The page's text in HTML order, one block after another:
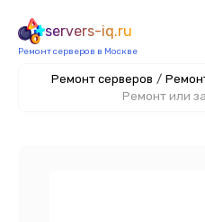
servers-iq.ru
Ремонт серверов в Москве
Ремонт серверов /
Ремонт или